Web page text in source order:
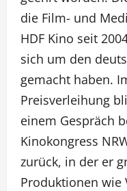
die Film- und
HDF Kino seit
sich um den
gemacht haben.
Preisverleihung
einem Gespräch
Kinokongress
zurück, in der er
Produktionen wie